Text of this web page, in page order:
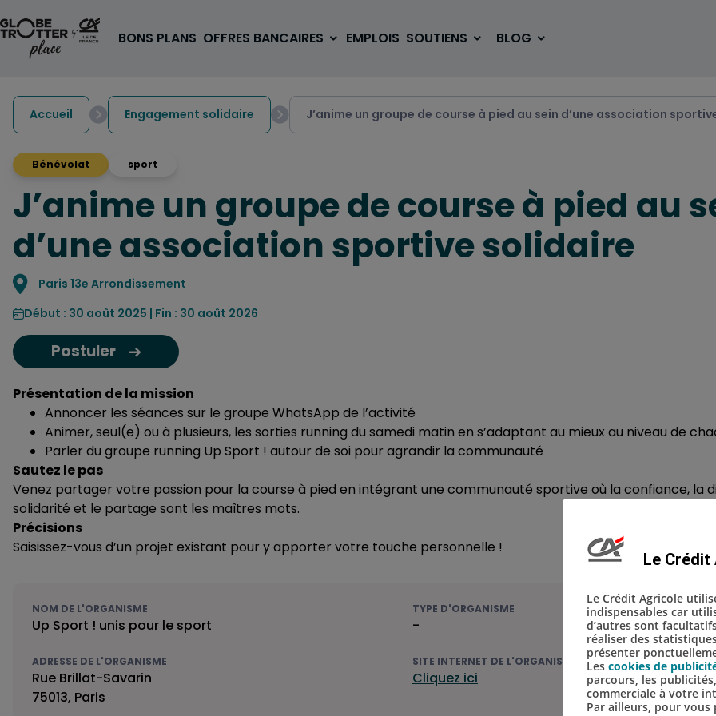
BONS PLANS OFFRES BANCAIRES EMPLOIS SOUTIENS BLOG
1 carte, 0 frais à l'étranger
pour les 18/30 ans VOYAGER ÉTUDIER
Accueil Engagement solidaire J’anime un groupe de course à pied au sein d’une association
Bénévolat sport
J’anime un groupe de course à pied au
d’une association sportive solidaire
Localisation
Paris 13e Arrondissement
Début : 30 août 2025 | Fin : 30 août 2026
Postuler
Présentation de la mission
Annoncer les séances sur le groupe WhatsApp de l’activité
Animer, seul(e) ou à plusieurs, les sorties running du samedi matin en s’adaptant au mieux au niveau de
Parler du groupe running Up Sport ! autour de soi pour agrandir la communauté
Sautez le pas
Venez partager votre passion pour la course à pied en intégrant une communauté sportive où la confiance, la
solidarité et le partage sont les maîtres mots.
Précisions
Saisissez-vous d’un projet existant pour y apporter votre touche personnelle !
NOM DE L'ORGANISME
Up Sport ! unis pour le sport
TYPE D'ORGANISME
-
ADRESSE DE L'ORGANISME
Rue Brillat-Savarin
75013, Paris
SITE INTERNET DE L'ORGANISME
Cliquez ici
Le
Le Crédit Agricole
indispensables car
d’autres sont
réaliser des
présenter
Les cookies de
parcours, les
commerciale à votre
Par ailleurs, pour